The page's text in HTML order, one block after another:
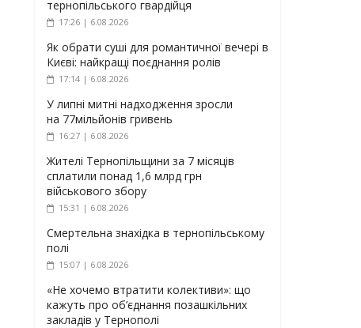
тернопільського гвардійця
17:26 | 6.08.2026
Як обрати суші для романтичної вечері в
Києві: найкращі поєднання ролів
17:14 | 6.08.2026
У липні митні надходження зросли
на 77мільйонів гривень
16:27 | 6.08.2026
Жителі Тернопільщини за 7 місяців
сплатили понад 1,6 млрд грн
військового збору
15:31 | 6.08.2026
Смертельна знахідка в тернопільському
полі
15:07 | 6.08.2026
«Не хочемо втратити колективи»: що
кажуть про об’єднання позашкільних
закладів у Тернополі